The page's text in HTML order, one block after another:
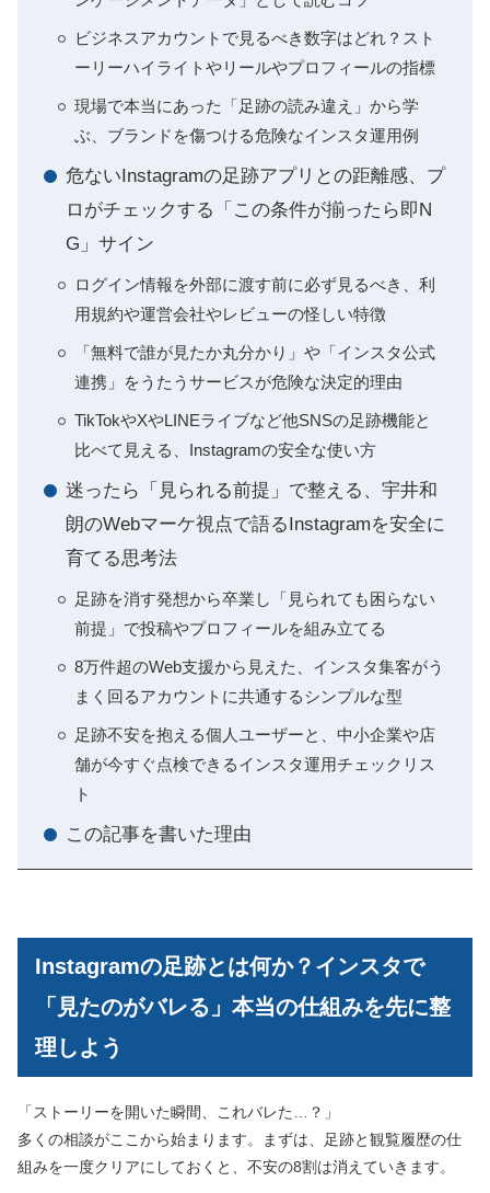
ビジネスアカウントで見るべき数字はどれ？スト
ーリーハイライトやリールやプロフィールの指標
現場で本当にあった「足跡の読み違え」から学
ぶ、ブランドを傷つける危険なインスタ運用例
危ないInstagramの足跡アプリとの距離感、プ
ロがチェックする「この条件が揃ったら即N
G」サイン
ログイン情報を外部に渡す前に必ず見るべき、利
用規約や運営会社やレビューの怪しい特徴
「無料で誰が見たか丸分かり」や「インスタ公式
連携」をうたうサービスが危険な決定的理由
TikTokやXやLINEライブなど他SNSの足跡機能と
比べて見える、Instagramの安全な使い方
迷ったら「見られる前提」で整える、宇井和
朗のWebマーケ視点で語るInstagramを安全に
育てる思考法
足跡を消す発想から卒業し「見られても困らない
前提」で投稿やプロフィールを組み立てる
8万件超のWeb支援から見えた、インスタ集客がう
まく回るアカウントに共通するシンプルな型
足跡不安を抱える個人ユーザーと、中小企業や店
舗が今すぐ点検できるインスタ運用チェックリス
ト
この記事を書いた理由
Instagramの足跡とは何か？インスタで
「見たのがバレる」本当の仕組みを先に整
理しよう
「ストーリーを開いた瞬間、これバレた…？」
多くの相談がここから始まります。まずは、足跡と観覧履歴の仕
組みを一度クリアにしておくと、不安の8割は消えていきます。